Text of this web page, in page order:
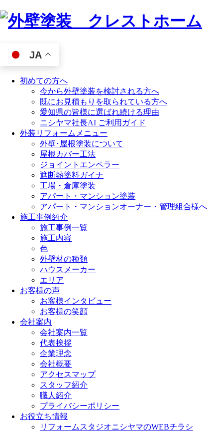
JA
初めての方へ
今から外壁塗装を検討される方へ
既にお見積もりを取られている方へ
愛知県の皆様に選ばれ続ける理由
ニシヤマ社長AI ご利用ガイド
外装リフォームメニュー
外壁･屋根塗装について
屋根カバー工法
ジョイントエンペラー
遮断熱塗料ガイナ
工場・倉庫塗装
アパート・マンション塗装
アパート・マンションオーナー・管理組合様へ
施工事例紹介
施工事例一覧
施工内容
色
外壁材の種類
ハウスメーカー
エリア
お客様の声
お客様インタビュー
お客様の笑顔
会社案内
会社案内一覧
代表挨拶
企業理念
会社概要
アクセスマップ
スタッフ紹介
職人紹介
プライバシーポリシー
お役立ち情報
リフォームスタジオニシヤマのWEBチラシ